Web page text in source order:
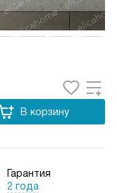
В корзину
Гарантия
2 года